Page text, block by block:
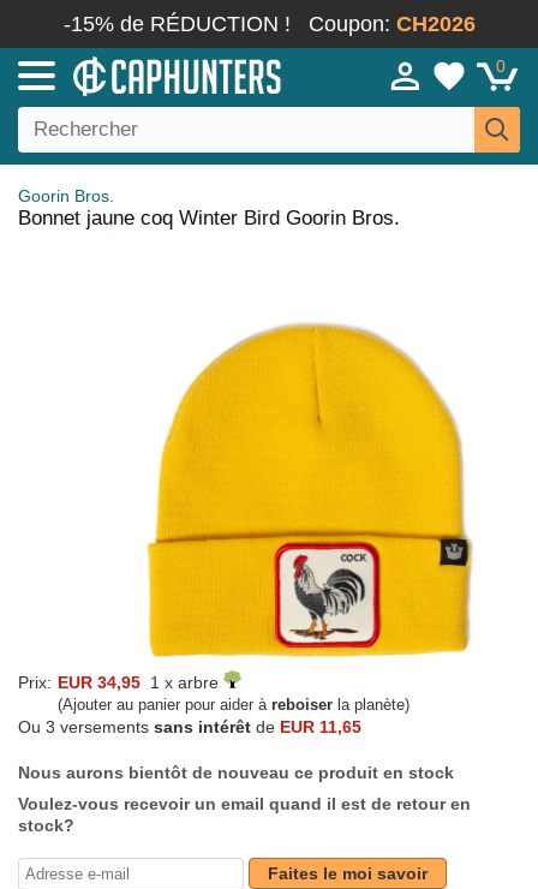
-15% de RÉDUCTION ! Coupon: CH2026
0
Goorin Bros.
Bonnet jaune coq Winter Bird Goorin Bros.
Prix: EUR 34,95 1 x arbre
(Ajouter au panier pour aider à reboiser la planète)
Ou 3 versements sans intérêt de EUR 11,65
Nous aurons bientôt de nouveau ce produit en stock
Voulez-vous recevoir un email quand il est de retour en
stock?
Faites le moi savoir